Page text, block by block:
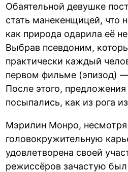
Обаятельной девушке
стать манекенщицей, что
как природа одарила её
Выбрав псевдоним,
практически каждый
первом фильме (эпизод)
После этого,
посыпались, как из рога
Мэрилин Монро, несмотря
головокружительную
удовлетворена своей
режиссёров зачастую был